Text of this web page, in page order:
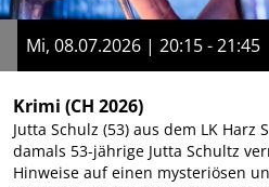
Mi, 08.07.2026 | 20:15 - 21:45
Krimi (CH 2026)
Jutta Schulz (53) aus dem LK Harz
damals 53-jährige Jutta Schultz
Hinweise auf einen mysteriösen